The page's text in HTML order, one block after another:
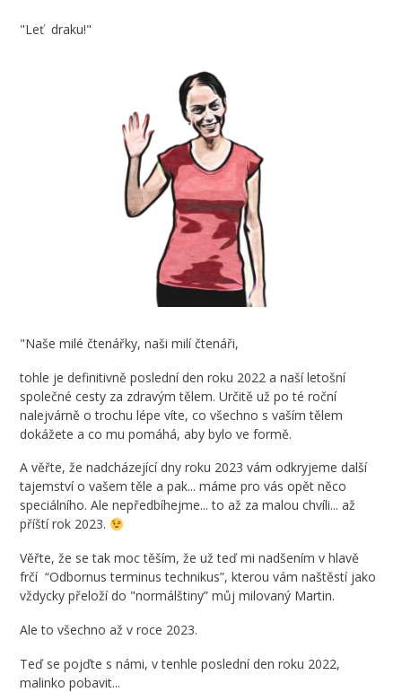
"Leť draku!"
"Naše milé čtenářky, naši milí čtenáři,
tohle je definitivně poslední den roku 2022 a naší letošní
společné cesty za zdravým tělem. Určitě už po té roční
nalejvárně o trochu lépe víte, co všechno s vaším tělem
dokážete a co mu pomáhá, aby bylo ve formě.
A věřte, že nadcházející dny roku 2023 vám odkryjeme další
tajemství o vašem těle a pak... máme pro vás opět něco
speciálního. Ale nepředbíhejme... to až za malou chvíli... až
příští rok 2023.
Věřte, že se tak moc těším, že už teď mi nadšením v hlavě
frčí “Odbornus terminus technikus”, kterou vám naštěstí jako
vždycky přeloží do "normálštiny” můj milovaný Martin.
Ale to všechno až v roce 2023.
Teď se pojďte s námi, v tenhle poslední den roku 2022,
malinko pobavit...